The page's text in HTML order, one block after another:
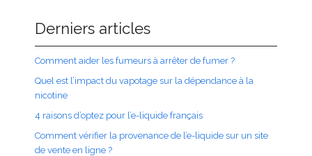
Derniers articles
Comment aider les fumeurs à arrêter de fumer ?
Quel est l’impact du vapotage sur la dépendance à la
nicotine
4 raisons d’optez pour l’e-liquide français
Comment vérifier la provenance de l’e-liquide sur un site
de vente en ligne ?